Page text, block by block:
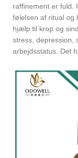
raffinement er fuld.
følelsen af ​​ritual og
hjælp til krop og
stress, depression,
arbejdsstatus. Det